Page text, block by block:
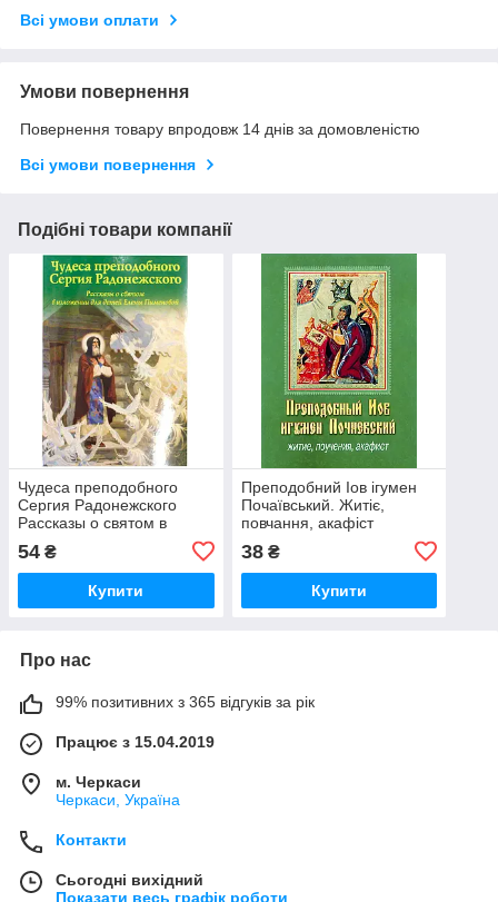
Всі умови оплати
Умови повернення
Повернення товару впродовж 14 днів за домовленістю
Всі умови повернення
Подібні товари компанії
Чудеса преподобного
Сергия Радонежского
Рассказы о святом в
Пименова Елена
Игоревна
54 ₴
Купити
Преподобний Іов ігумен
Почаївський. Житіє,
повчання, акафіст
38₴
Купити
Про нас
99% позитивних з 365 відгуків за рік
Працює з 15.04.2019
м. Черкаси
Черкаси, Україна
Контакти
Сьогодні вихідний
Показати весь графік роботи